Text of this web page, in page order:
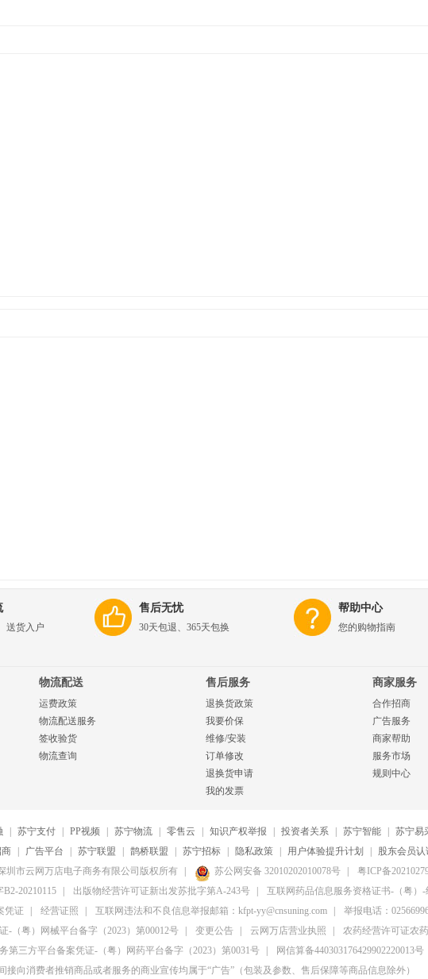
送货入户
售后无忧
30天包退、365天包换
帮助中心
您的购物指南
物流配送
运费政策
物流配送服务
签收验货
物流查询
售后服务
退换货政策
我要价保
维修/安装
订单修改
退换货申请
我的发票
商家服务
合作招商
广告服务
商家帮助
服务市场
规则中心
苏宁支付 PP视频 苏宁物流 零售云 知识产权举报 投资者关系 苏宁智能
苏宁易
广告平台 苏宁联盟 鹊桥联盟 苏宁招标 隐私政策 用户体验提升计划 股东会员认
圳市云网万店电子商务有限公司版权所有
苏公网安备 32010202010078号
粤ICP备
20210115
出版物经营许可证新出发苏批字第A-243号
互联网药品信息服务资格证书-（粤）-
凭证
经营证照 互联网违法和不良信息举报邮箱：kfpt-yy@cnsuning.com
举报电话：
-（粤）网械平台备字（2023）第00012号
变更公告 云网万店营业执照
农药经营许可证农
第三方平台备案凭证-（粤）网药平台备字（2023）第0031号
网信算备440303176429902220013号
接向消费者推销商品或者服务的商业宣传均属于“广告”（包装及参数、售后保障等商品信息除外）